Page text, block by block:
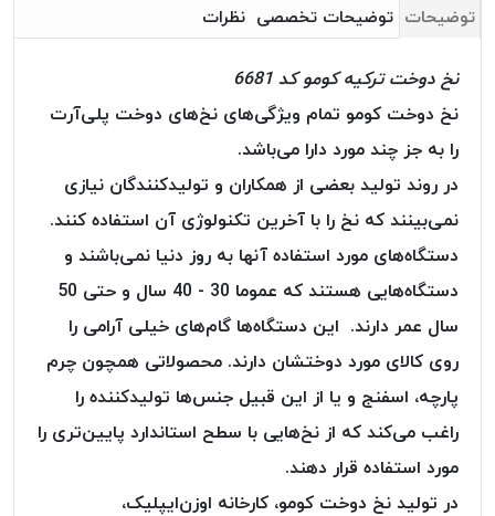
بافت
بدون
کُرد
KORD
نخ
توری
پلیسه
نخ
توری
پلیسه
کرد
OMEGA
نخ
توری
پلیسه
توضیحات توضیحات تخصصی نظرات
نخ دوخت ترکیه کومو کد 6681
نخ دوخت کومو تمام ویژگی‌های نخ‌های دوخت پلی‌آرت
را به جز چند مورد دارا می‌باشد.
در روند تولید بعضی از همکاران و تولید‌کنندگان نیازی
نمی‌بینند که نخ را با آخرین تکنولوژی آن استفاده کنند.
دستگاه‌های مورد استفاده آنها به روز دنیا نمی‌باشند و
دستگاه‌هایی هستند که عموما 30 - 40 سال و حتی 50
سال عمر دارند. این دستگاه‌ها گام‌های خیلی آرامی را
روی کالای مورد دوختشان دارند. محصولاتی همچون چرم
پارچه، اسفنج و یا از این قبیل جنس‌ها تولیدکننده را
راغب می‌کند که از نخ‌هایی با سطح استاندارد پایین‌تری را
مورد استفاده قرار دهند.
در تولید نخ دوخت کومو، کارخانه اوزن‌ایپلیک،